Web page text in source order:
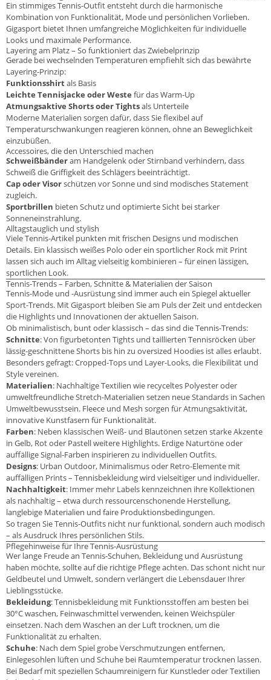
Ein stimmiges Tennis-Outfit entsteht durch die harmonische
Kombination von Funktionalität, Mode und persönlichen Vorlieben.
Gigasport bietet Ihnen umfangreiche Möglichkeiten für individuelle
Looks und maximale Performance.
Layering am Platz – So funktioniert das Zwiebelprinzip
Gerade bei wechselnden Temperaturen empfiehlt sich das bewährte
Layering-Prinzip:
Funktionsshirtals Basis
Leichte Tennisjacke oder Weste für das Warm-Up
Atmungsaktive Shorts oder Tightsals Unterteile
Moderne Materialien sorgen dafür, dass Sie flexibel auf
Temperaturschwankungen reagieren können, ohne an Beweglichkeit
einzubüßen.
Accessoires, die den Unterschied machen
Schweißbänderam Handgelenk oder Stirnband verhindern, dass
Schweiß die Griffigkeit des Schlägers beeinträchtigt.
Cap oder Visorschützen vor Sonne und sind modisches Statement
zugleich.
Sportbrillen bieten Schutz und optimierte Sicht bei starker
Sonneneinstrahlung.
Alltagstauglich und stylish
Viele Tennis-Artikel punkten mit frischen Designs und modischen
Details. Ein klassisch weißes Polo oder ein sportlicher Rock mit Print
lassen sich auch im Alltag vielseitig kombinieren – für einen lässigen,
sportlichen Look.
Tennis-Trends – Farben, Schnitte & Materialien der Saison
Tennis-Mode und -Ausrüstung sind immer auch ein Spiegel aktueller
Sport-Trends. Mit Gigasport bleiben Sie am Puls der Zeit und entdecken
die Highlights und Innovationen der aktuellen Saison.
Ob minimalistisch, bunt oder klassisch – das sind die Tennis-Trends:
Schnitte: Von figurbetonten Tights und taillierten Tennisröcken über
lässig-geschnittene Shorts bis hin zu oversized Hoodies ist alles erlaubt.
Besonders gefragt: Cropped-Tops und Layer-Looks, die Flexibilität und
Style vereinen.
Materialien: Nachhaltige Textilien wie recyceltes Polyester oder
umweltfreundliche Stretch-Materialien setzen neue Standards in Sachen
Umweltbewusstsein. Fleece und Mesh sorgen für Atmungsaktivität,
innovative Kunstfasern für Funktionalität.
Farben: Neben klassischen Weiß- und Blautönen setzen starke Akzente
in Gelb, Rot oder Pastell weitere Highlights. Erdige Naturtöne oder
auffällige Signal-Farben inspirieren zu individuellen Outfits.
Designs: Urban Outdoor, Minimalismus oder Retro-Elemente mit
auffälligen Prints – Tennisbekleidung wird vielseitiger und individueller.
Nachhaltigkeit: Immer mehr Labels kennzeichnen ihre Kollektionen
als nachhaltig – etwa durch ressourcenschonende Herstellung,
langlebige Materialien und faire Produktionsbedingungen.
So tragen Sie Tennis-Outfits nicht nur funktional, sondern auch modisch
– als Ausdruck Ihres persönlichen Stils.
Pflegehinweise für Ihre Tennis-Ausrüstung
Wer lange Freude an Tennis-Schuhen, Bekleidung und Ausrüstung
haben möchte, sollte auf die richtige Pflege achten. Das schont nicht nur
Geldbeutel und Umwelt, sondern verlängert die Lebensdauer Ihrer
Lieblingsstücke.
Bekleidung: Tennisbekleidung mit Funktionsstoffen am besten bei
30°C waschen, Feinwaschmittel verwenden, keinen Weichspüler
einsetzen. Nach dem Waschen an der Luft trocknen, um die
Funktionalität zu erhalten.
Schuhe: Nach dem Spiel grobe Verschmutzungen entfernen,
Einlegesohlen lüften und Schuhe bei Raumtemperatur trocknen lassen.
Bei Bedarf mit speziellen Schaumreinigern für Kunstleder oder Textilien